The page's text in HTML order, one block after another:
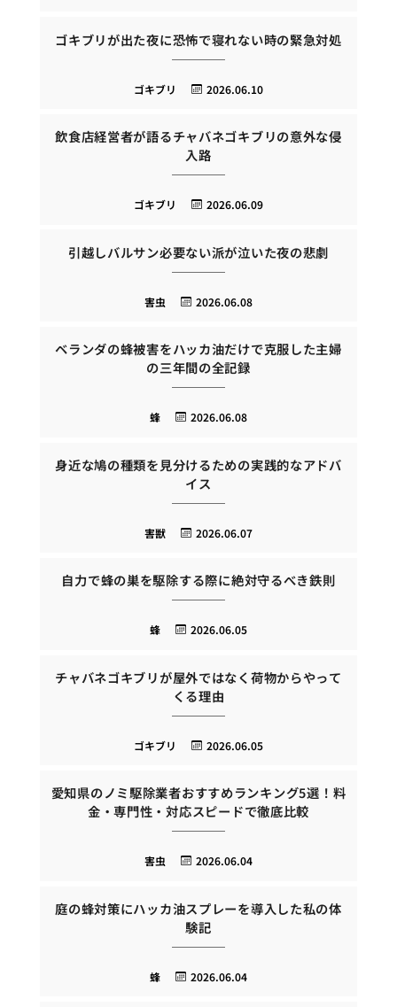
ゴキブリが出た夜に恐怖で寝れない時の緊急対処
2026.06.10
ゴキブリ
飲食店経営者が語るチャバネゴキブリの意外な侵
入路
2026.06.09
ゴキブリ
引越しバルサン必要ない派が泣いた夜の悲劇
2026.06.08
害虫
ベランダの蜂被害をハッカ油だけで克服した主婦
の三年間の全記録
2026.06.08
蜂
身近な鳩の種類を見分けるための実践的なアドバ
イス
2026.06.07
害獣
自力で蜂の巣を駆除する際に絶対守るべき鉄則
2026.06.05
蜂
チャバネゴキブリが屋外ではなく荷物からやって
くる理由
2026.06.05
ゴキブリ
愛知県のノミ駆除業者おすすめランキング5選！料
金・専門性・対応スピードで徹底比較
2026.06.04
害虫
庭の蜂対策にハッカ油スプレーを導入した私の体
験記
2026.06.04
蜂